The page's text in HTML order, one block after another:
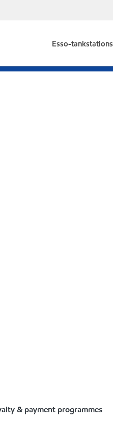
Esso-tankstations
& payment programmes